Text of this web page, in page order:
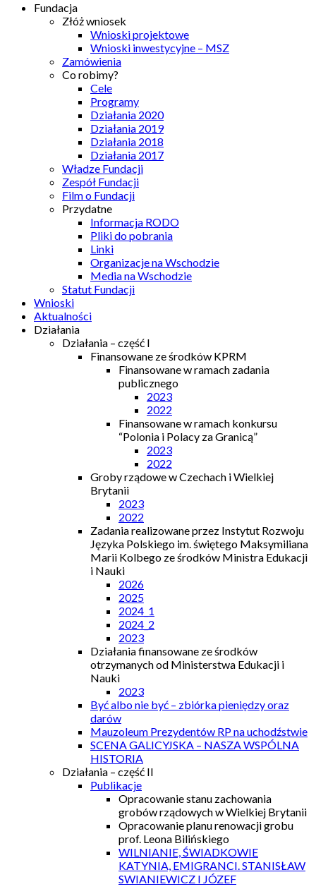
Fundacja
Złóż wniosek
Wnioski projektowe
Wnioski inwestycyjne – MSZ
Zamówienia
Co robimy?
Cele
Programy
Działania 2020
Działania 2019
Działania 2018
Działania 2017
Władze Fundacji
Zespół Fundacji
Film o Fundacji
Przydatne
Informacja RODO
Pliki do pobrania
Linki
Organizacje na Wschodzie
Media na Wschodzie
Statut Fundacji
Wnioski
Aktualności
Działania
Działania – część I
Finansowane ze środków KPRM
Finansowane w ramach zadania
publicznego
2023
2022
Finansowane w ramach konkursu
“Polonia i Polacy za Granicą”
2023
2022
Groby rządowe w Czechach i Wielkiej
Brytanii
2023
2022
Zadania realizowane przez Instytut Rozwoju
Języka Polskiego im. świętego Maksymiliana
Marii Kolbego ze środków Ministra Edukacji
i Nauki
2026
2025
2024_1
2024_2
2023
Działania finansowane ze środków
otrzymanych od Ministerstwa Edukacji i
Nauki
2023
Być albo nie być – zbiórka pieniędzy oraz
darów
Mauzoleum Prezydentów RP na uchodźstwie
SCENA GALICYJSKA – NASZA WSPÓLNA
HISTORIA
Działania – część II
Publikacje
Opracowanie stanu zachowania
grobów rządowych w Wielkiej Brytanii
Opracowanie planu renowacji grobu
prof. Leona Bilińskiego
WILNIANIE, ŚWIADKOWIE
KATYNIA, EMIGRANCI. STANISŁAW
SWIANIEWICZ I JÓZEF